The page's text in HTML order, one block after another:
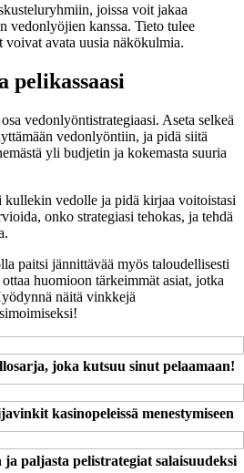
joissa voit jakaa
vedonlyöjien kanssa. Tieto tulee
avata uusia näkökulmia.
pelikassaasi
vedonlyöntistrategiaasi. Aseta selkeä
vedonlyöntiin, ja pidä siitä
yli budjetin ja kokemasta suuria
kullekin vedolle ja pidä kirjaa voitoistasi
onko strategiasi tehokas, ja tehdä
paitsi jännittävää myös taloudellisesti
huomioon tärkeimmät asiat, jotka
näitä vinkkejä
joka kutsuu sinut pelaamaan!
kasinopeleissä menestymiseen
paljasta peli­strategiat salaisuudeksi